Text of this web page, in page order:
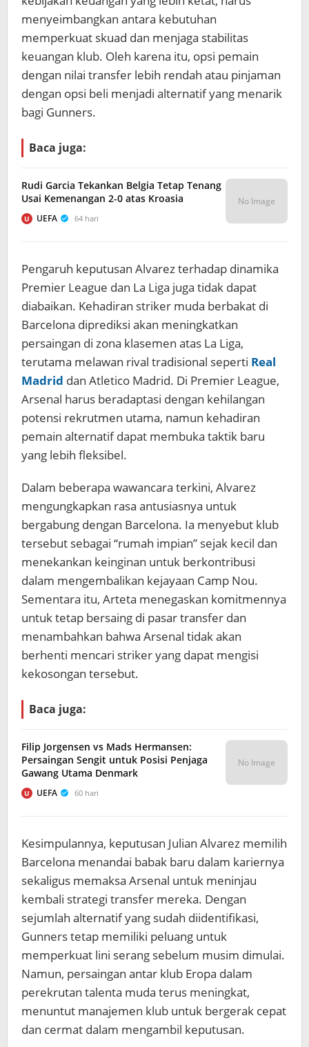
menyeimbangkan antara kebutuhan
memperkuat skuad dan menjaga stabilitas
keuangan klub. Oleh karena itu, opsi pemain
dengan nilai transfer lebih rendah atau pinjaman
dengan opsi beli menjadi alternatif yang menarik
bagi Gunners.
Baca juga:
Rudi Garcia Tekankan Belgia Tetap Tenang
Usai Kemenangan 2-0 atas Kroasia
U UEFA 64 hari
No Image
Pengaruh keputusan Alvarez terhadap dinamika
Premier League dan La Liga juga tidak dapat
diabaikan. Kehadiran striker muda berbakat di
Barcelona diprediksi akan meningkatkan
persaingan di zona klasemen atas La Liga,
terutama melawan rival tradisional seperti Real
Madrid dan Atletico Madrid. Di Premier League,
Arsenal harus beradaptasi dengan kehilangan
potensi rekrutmen utama, namun kehadiran
pemain alternatif dapat membuka taktik baru
yang lebih fleksibel.
Dalam beberapa wawancara terkini, Alvarez
mengungkapkan rasa antusiasnya untuk
bergabung dengan Barcelona. Ia menyebut klub
tersebut sebagai “rumah impian” sejak kecil dan
menekankan keinginan untuk berkontribusi
dalam mengembalikan kejayaan Camp Nou.
Sementara itu, Arteta menegaskan komitmennya
untuk tetap bersaing di pasar transfer dan
menambahkan bahwa Arsenal tidak akan
berhenti mencari striker yang dapat mengisi
kekosongan tersebut.
Baca juga:
Filip Jorgensen vs Mads Hermansen:
Persaingan Sengit untuk Posisi Penjaga
Gawang Utama Denmark
U UEFA 60 hari
No Image
Kesimpulannya, keputusan Julian Alvarez memilih
Barcelona menandai babak baru dalam kariernya
sekaligus memaksa Arsenal untuk meninjau
kembali strategi transfer mereka. Dengan
sejumlah alternatif yang sudah diidentifikasi,
Gunners tetap memiliki peluang untuk
memperkuat lini serang sebelum musim dimulai.
Namun, persaingan antar klub Eropa dalam
perekrutan talenta muda terus meningkat,
menuntut manajemen klub untuk bergerak cepat
dan cermat dalam mengambil keputusan.